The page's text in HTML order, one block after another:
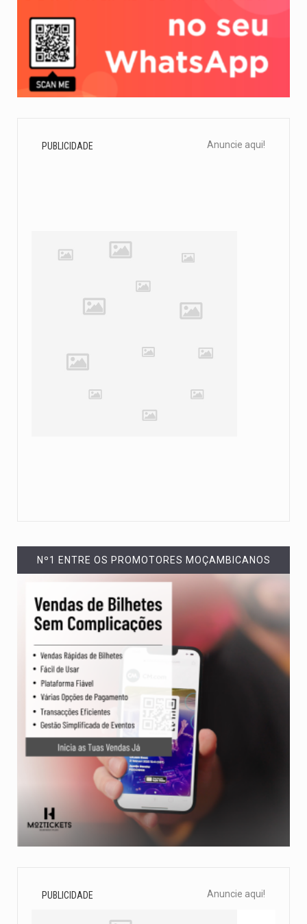
PUBLICIDADE Anuncie aqui!
Nº1 ENTRE OS PROMOTORES MOÇAMBICANOS
PUBLICIDADE Anuncie aqui!